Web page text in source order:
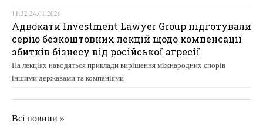
11:32 24.01.2026
Адвокати Investment Lawyer Group підготували
серію безкоштовних лекцій щодо компенсації
збитків бізнесу від російської агресії
На лекціях наводяться приклади вирішення міжнародних спорів
іншими державами та компаніями
Всі новини »